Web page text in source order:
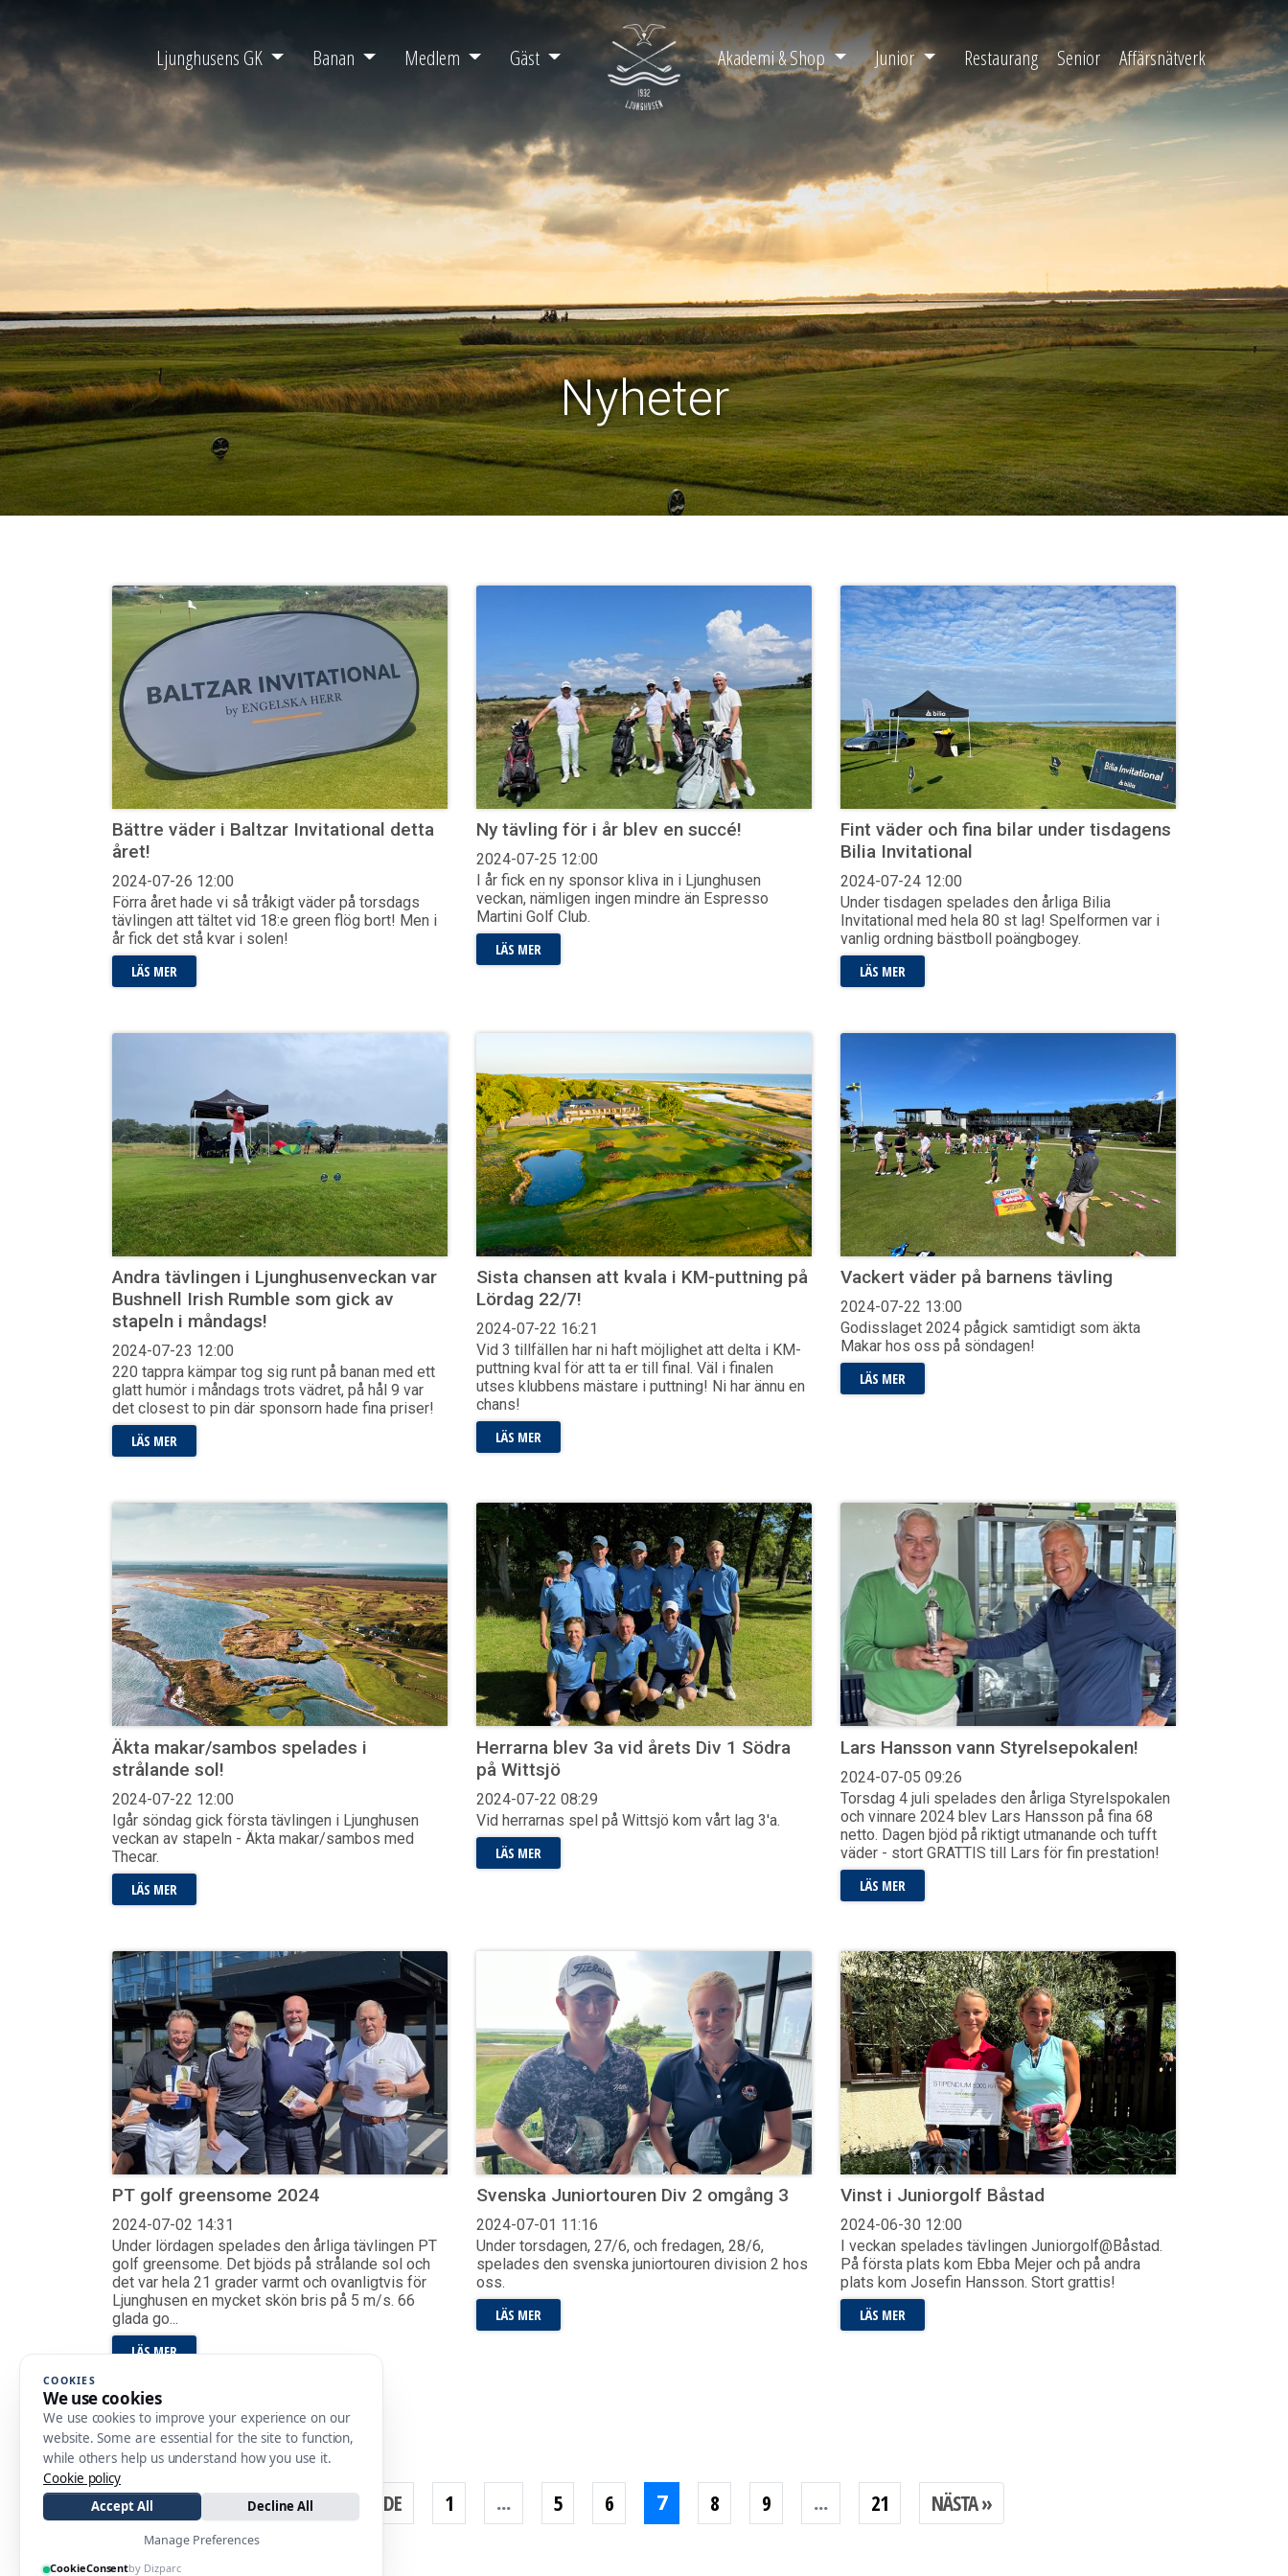
Ljunghusens GK Banan Medlem Gäst Akademi & Shop Junior Restaurang Senior Affärsnätverk
Nyheter
Bättre väder i Baltzar Invitational detta
året!
2024-07-26 12:00
Förra året hade vi så tråkigt väder på torsdags
tävlingen att tältet vid 18:e green flög bort! Men i
år fick det stå kvar i solen!
LÄS MER
Ny tävling för i år blev en succé!
2024-07-25 12:00
I år fick en ny sponsor kliva in i Ljunghusen
veckan, nämligen ingen mindre än Espresso
Martini Golf Club.
LÄS MER
Fint väder och fina bilar under tisdagens
Bilia Invitational
2024-07-24 12:00
Under tisdagen spelades den årliga Bilia
Invitational med hela 80 st lag! Spelformen var i
vanlig ordning bästboll poängbogey.
LÄS MER
Andra tävlingen i Ljunghusenveckan var
Bushnell Irish Rumble som gick av
stapeln i måndags!
2024-07-23 12:00
220 tappra kämpar tog sig runt på banan med ett
glatt humör i måndags trots vädret, på hål 9 var
det closest to pin där sponsorn hade fina priser!
LÄS MER
Sista chansen att kvala i KM-puttning på
Lördag 22/7!
2024-07-22 16:21
Vid 3 tillfällen har ni haft möjlighet att delta i KM-
puttning kval för att ta er till final. Väl i finalen
utses klubbens mästare i puttning! Ni har ännu en
chans!
LÄS MER
Vackert väder på barnens tävling
2024-07-22 13:00
Godisslaget 2024 pågick samtidigt som äkta
Makar hos oss på söndagen!
LÄS MER
Äkta makar/sambos spelades i
strålande sol!
2024-07-22 12:00
Igår söndag gick första tävlingen i Ljunghusen
veckan av stapeln - Äkta makar/sambos med
Thecar.
LÄS MER
Herrarna blev 3a vid årets Div 1 Södra
på Wittsjö
2024-07-22 08:29
Vid herrarnas spel på Wittsjö kom vårt lag 3'a.
LÄS MER
Lars Hansson vann Styrelsepokalen!
2024-07-05 09:26
Torsdag 4 juli spelades den årliga Styrelspokalen
och vinnare 2024 blev Lars Hansson på fina 68
netto. Dagen bjöd på riktigt utmanande och tufft
väder - stort GRATTIS till Lars för fin prestation!
LÄS MER
PT golf greensome 2024
2024-07-02 14:31
Under lördagen spelades den årliga tävlingen PT
golf greensome. Det bjöds på strålande sol och
det var hela 21 grader varmt och ovanligtvis för
Ljunghusen en mycket skön bris på 5 m/s. 66
glada go...
LÄS MER
Svenska Juniortouren Div 2 omgång 3
2024-07-01 11:16
Under torsdagen, 27/6, och fredagen, 28/6,
spelades den svenska juniortouren division 2 hos
oss.
LÄS MER
Vinst i Juniorgolf Båstad
2024-06-30 12:00
I veckan spelades tävlingen Juniorgolf@Båstad.
På första plats kom Ebba Mejer och på andra
plats kom Josefin Hansson. Stort grattis!
LÄS MER
Visar 73-84 av 252
«FÖREGÅENDE 1 ... 5 6 7(NUVARANDE SIDA)
8 9 ... 21 NÄSTA»
COOKIES
We use cookies
We use cookies to improve your experience on our
website. Some are essential for the site to function,
while others help us understand how you use it.
Cookie policy
Accept All
Decline All
Manage Preferences
CookieConsentby Dizparc